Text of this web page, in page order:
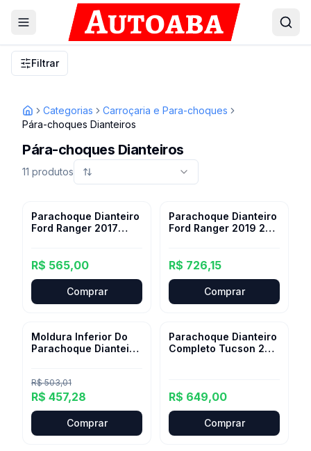
Filtrar
Inicio
Categorias
Carroçaria e Para-choques
Pára-choques Dianteiros
Pára-choques Dianteiros
11 produtos
Parachoque Dianteiro
Ford Ranger 2017
R$ 565,00
Comprar
Parachoque Dianteiro
Ford Ranger 2019 20
R$ 726,15
Comprar
- 9%
Moldura Inferior Do
Parachoque Dianteiro
R$ 503,01
R$ 457,28
Comprar
Parachoque Dianteiro
Completo Tucson 2011
R$ 649,00
Comprar